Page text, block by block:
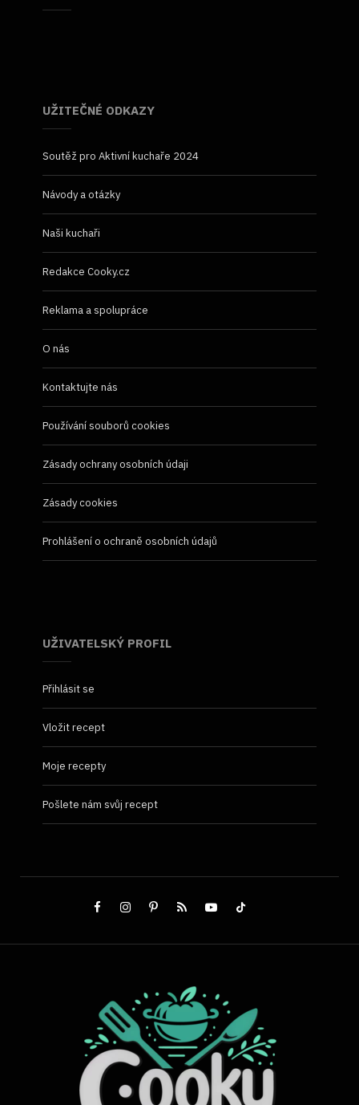
UŽITEČNÉ ODKAZY
Soutěž pro Aktivní kuchaře 2024
Návody a otázky
Naši kuchaři
Redakce Cooky.cz
Reklama a spolupráce
O nás
Kontaktujte nás
Používání souborů cookies
Zásady ochrany osobních údaji
Zásady cookies
Prohlášení o ochraně osobních údajů
UŽIVATELSKÝ PROFIL
Přihlásit se
Vložit recept
Moje recepty
Pošlete nám svůj recept